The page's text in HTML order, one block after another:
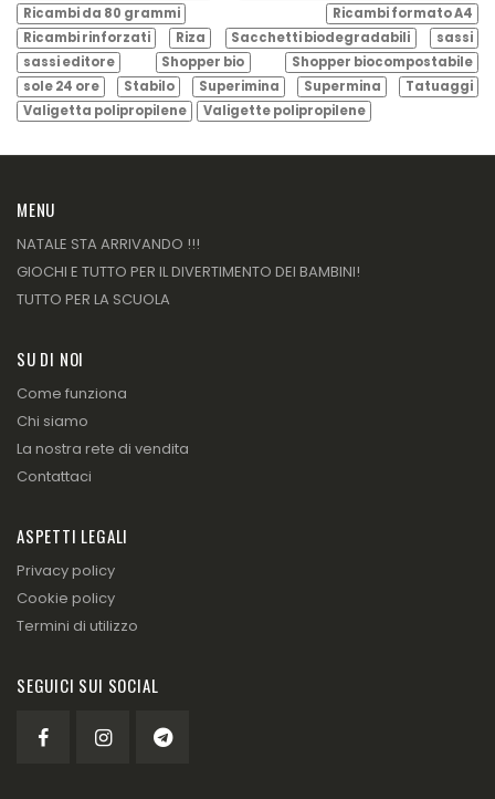
Ricambi da 80 grammi
Ricambi formato A4
Ricambi rinforzati
Riza Sacchetti biodegradabili
sassi
sassi editore
Shopper bio
Shopper biocompostabile
sole 24 ore
Stabilo Superimina Supermina
Tatuaggi
Valigetta polipropilene
Valigette polipropilene
MENU
NATALE STA ARRIVANDO !!!
GIOCHI E TUTTO PER IL DIVERTIMENTO DEI BAMBINI!
TUTTO PER LA SCUOLA
SU DI NOI
Come funziona
Chi siamo
La nostra rete di vendita
Contattaci
ASPETTI LEGALI
Privacy policy
Cookie policy
Termini di utilizzo
SEGUICI SUI SOCIAL